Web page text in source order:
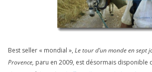
Best sel­ler « mon­dial », Le tour d’un monde en sept
Provence, paru en 2009, est désor­mais dis­po­nible